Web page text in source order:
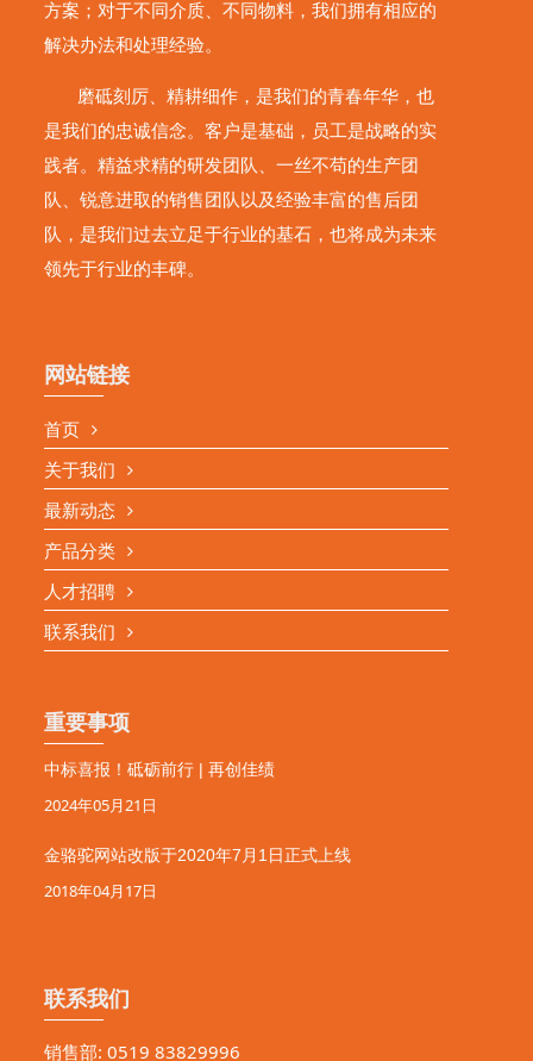
方案；对于不同介质、不同物料，我们拥有相应的
解决办法和处理经验。
磨砥刻厉、精耕细作，是我们的青春年华，也
是我们的忠诚信念。客户是基础，员工是战略的实
践者。精益求精的研发团队、一丝不苟的生产团
队、锐意进取的销售团队以及经验丰富的售后团
队，是我们过去立足于行业的基石，也将成为未来
领先于行业的丰碑。
网站链接
首页
关于我们
最新动态
产品分类
人才招聘
联系我们
重要事项
中标喜报！砥砺前行 | 再创佳绩
2024年05月21日
金骆驼网站改版于2020年7月1日正式上线
2018年04月17日
联系我们
销售部: 0519 83829996